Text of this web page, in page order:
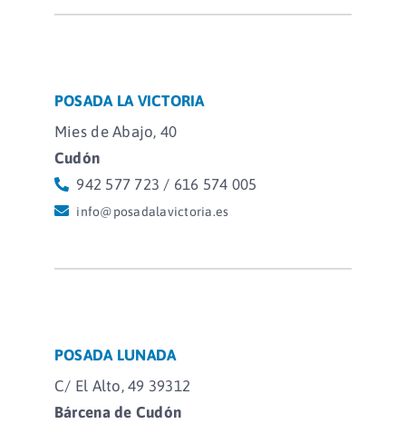
POSADA LA VICTORIA
Mies de Abajo, 40
Cudón
942 577 723 / 616 574 005
info@posadalavictoria.es
POSADA LUNADA
C/ El Alto, 49 39312
Bárcena de Cudón